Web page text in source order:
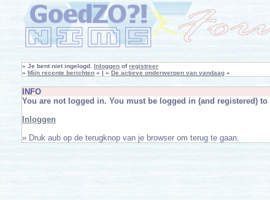
» Je bent niet ingelogd. Inloggen ofregistreer
» Mijn recente berichten « | » De actieve onderwerpen van vandaag «
INFO
You are not logged in. You must be logged in (and registered)
Inloggen
» Druk aub op de terugknop van je browser om terug te gaan.